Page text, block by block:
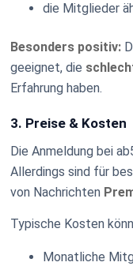
die Mitglieder
Besonders positiv:
geeignet, die
Erfahrung haben.
3. Preise & Kosten
Die Anmeldung bei
Allerdings sind für
von Nachrichten
Typische Kosten
Monatliche